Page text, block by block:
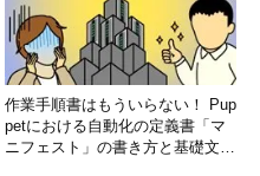
作業手順書はもういらない！ Pup
petにおける自動化の定義書「マ
ニフェスト」の書き方と基礎文法